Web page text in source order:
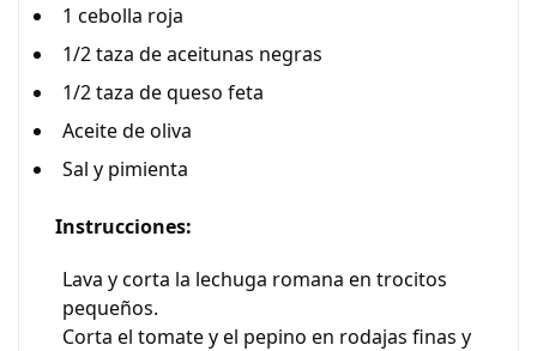
1 cebolla roja
1/2 taza de aceitunas negras
1/2 taza de queso feta
Aceite de oliva
Sal y pimienta
Instrucciones:
Lava y corta la lechuga romana en trocitos
pequeños.
Corta el tomate y el pepino en rodajas finas y